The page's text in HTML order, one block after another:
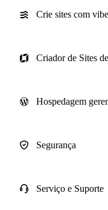
Crie sites com
Criador de Sites
Hospedagem
Segurança
Serviço e Suporte